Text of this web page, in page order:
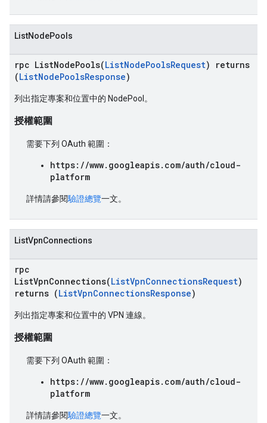
ListNodePools
rpc ListNodePools(ListNodePoolsRequest) returns
(ListNodePoolsResponse)
列出指定專案和位置中的 NodePool。
授權範圍
需要下列 OAuth 範圍：
https://www.googleapis.com/auth/cloud-
platform
詳情請參閱驗證總覽一文。
ListVpnConnections
rpc
ListVpnConnections(ListVpnConnectionsRequest)
returns (ListVpnConnectionsResponse)
列出指定專案和位置中的 VPN 連線。
授權範圍
需要下列 OAuth 範圍：
https://www.googleapis.com/auth/cloud-
platform
詳情請參閱驗證總覽一文。